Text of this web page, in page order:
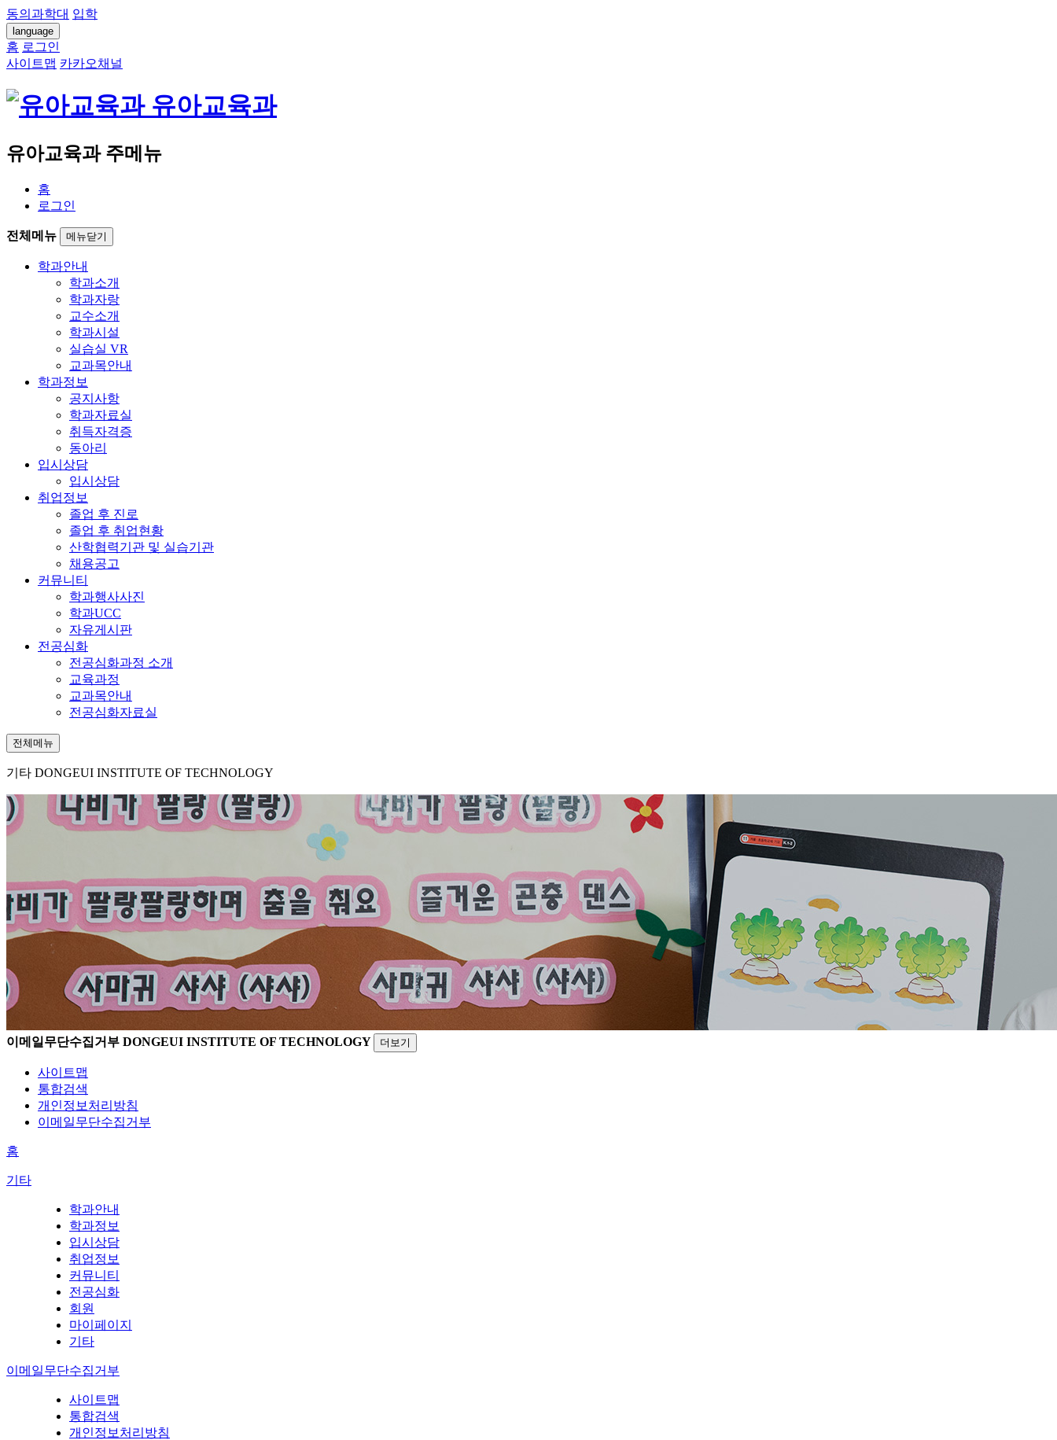
동의과학대 입학
language
홈 로그인
사이트맵 카카오채널
유아교육과
유아교육과 주메뉴
홈
로그인
전체메뉴 메뉴닫기
학과안내
학과소개
학과자랑
교수소개
학과시설
실습실 VR
교과목안내
학과정보
공지사항
학과자료실
취득자격증
동아리
입시상담
입시상담
취업정보
졸업 후 진로
졸업 후 취업현황
산학협력기관 및 실습기관
채용공고
커뮤니티
학과행사사진
학과UCC
자유게시판
전공심화
전공심화과정 소개
교육과정
교과목안내
전공심화자료실
전체메뉴
기타 DONGEUI INSTITUTE OF TECHNOLOGY
이메일무단수집거부 DONGEUI INSTITUTE OF TECHNOLOGY 더보기
사이트맵
통합검색
개인정보처리방침
이메일무단수집거부
홈
기타
학과안내
학과정보
입시상담
취업정보
커뮤니티
전공심화
회원
마이페이지
기타
이메일무단수집거부
사이트맵
통합검색
개인정보처리방침